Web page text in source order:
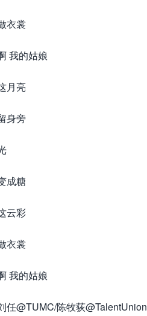
衣裳
我的姑娘
月亮
身旁
成糖
云彩
衣裳
我的姑娘
任@TUMC/陈牧荻@TalentUnion